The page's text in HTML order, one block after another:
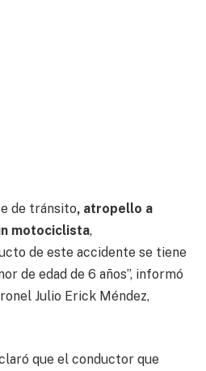
de tránsito, atropello a
motociclista,
de este accidente se tiene
de edad de 6 años”, informó
Julio Erick Méndez,
que el conductor que